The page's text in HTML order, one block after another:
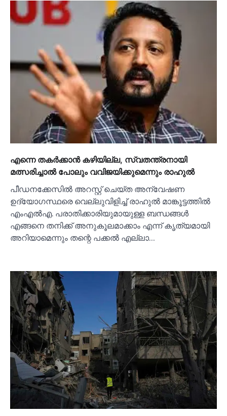
എന്നെ തകര്‍ക്കാൻ കഴിയില്ല, സ്വതന്ത്രനായി
മത്സരിച്ചാല്‍ പോലും വവിജയിക്കുമെന്നും രാഹുല്‍
പീഡനക്കേസില്‍ അറസ്റ്റ് ചെയ്ത അന്വേഷണ
ഉദ്യോഗസ്ഥരെ വെല്ലുവിളിച്ച്‌ രാഹുല്‍ മാങ്കൂട്ടത്തില്‍
എംഎല്‍എ. പരാതിക്കാരിയുമായുള്ള ബന്ധങ്ങള്‍
എങ്ങനെ തനിക്ക് അനുകൂലമാക്കാം എന്ന് കൃത്യമായി
അറിയാമെന്നും തന്റെ പക്കല്‍ എല്ലാ…